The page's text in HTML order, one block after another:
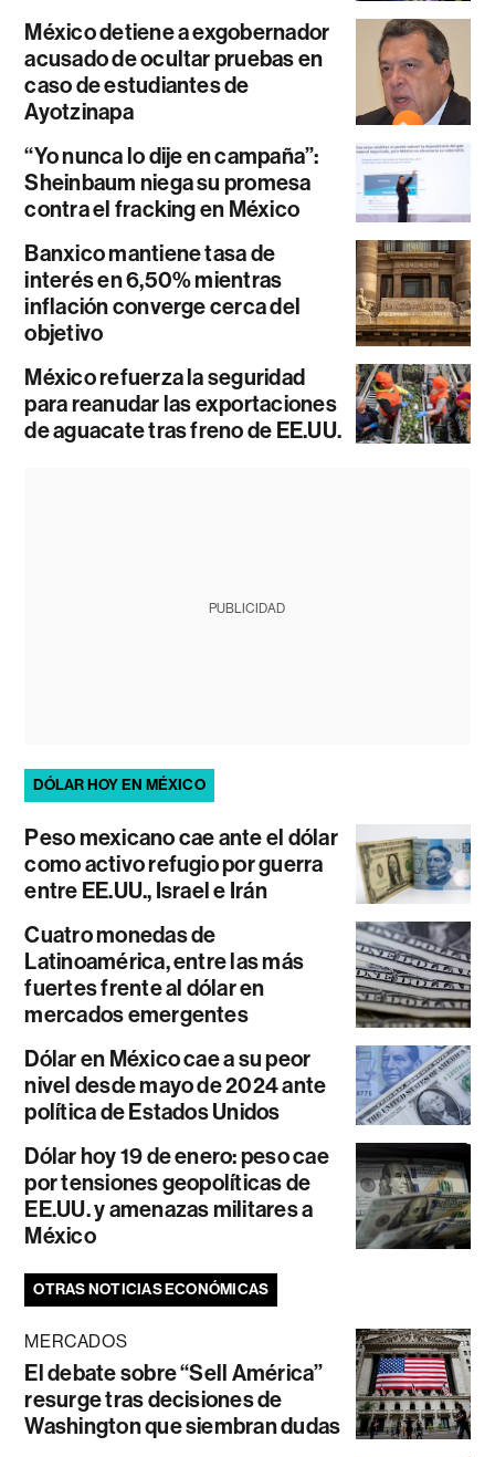
México detiene a exgobernador
acusado de ocultar pruebas en
caso de estudiantes de
Ayotzinapa
“Yo nunca lo dije en campaña”:
Sheinbaum niega su promesa
contra el fracking en México
Banxico mantiene tasa de
interés en 6,50% mientras
inflación converge cerca del
objetivo
México refuerza la seguridad
para reanudar las exportaciones
de aguacate tras freno de EE.UU.
PUBLICIDAD
DÓLAR HOY EN MÉXICO
Peso mexicano cae ante el dólar
como activo refugio por guerra
entre EE.UU., Israel e Irán
Cuatro monedas de
Latinoamérica, entre las más
fuertes frente al dólar en
mercados emergentes
Dólar en México cae a su peor
nivel desde mayo de 2024 ante
política de Estados Unidos
Dólar hoy 19 de enero: peso cae
por tensiones geopolíticas de
EE.UU. y amenazas militares a
México
OTRAS NOTICIAS ECONÓMICAS
MERCADOS
El debate sobre “Sell América”
resurge tras decisiones de
Washington que siembran dudas